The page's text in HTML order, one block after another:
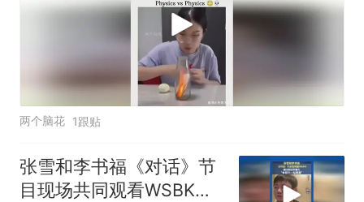
两个脑花 1跟贴
张雪和李书福《对话》节
目现场共同观看WSBK，